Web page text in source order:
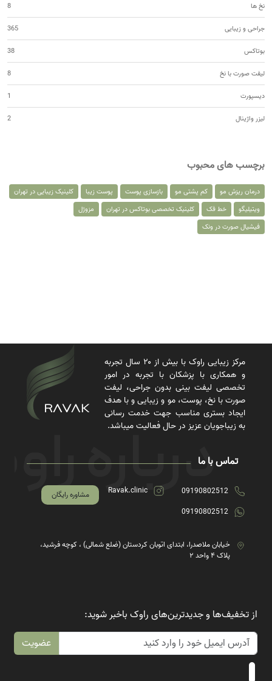
نخ ها 8
جراحی و زیبایی 365
بوتاکس 38
لیفت صورت با نخ 8
دیسپورت 1
لیزر واژینال 2
برچسب های محبوب
درمان ریزش مو کم پشتی مو بازسازی پوست پوست زیبا
کلینیک زیبایی در تهران
ویتیلیگو
خط فک کلینیک تخصصی بوتاکس در تهران
مزوژل
فیشیال صورت در ونک
مرکز زیبایی راوک با بیش از ۲۰ سال تجربه
و همکاری با پزشکان با تجربه در امور
تخصصی لیفت بینی بدون جراحی، لیفت
صورت با نخ، پوست، مو و زیبایی و با هدف
ایجاد بستری مناسب جهت خدمت رسانی
به زیباجویان عزیز در حال فعالیت میباشد.
تماس با ما
09190802512
09190802512
Ravak.clinic مشاوره رایگان
خیابان ملاصدرا، ابتدای اتوبان کردستان (ضلع شمالی) ، کوچه فرشید،
پلاک ۴ واحد ۲
از تخفیف‌ها و جدیدترین‌های راوک باخبر شوید:
عضویت